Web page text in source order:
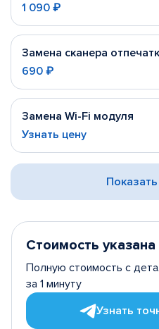
1 090 ₽
Замена сканера
690 ₽
Замена Wi-Fi модуля
Узнать цену
Стоимость указана
Полную стоимость с
за 1 минуту
Узнать